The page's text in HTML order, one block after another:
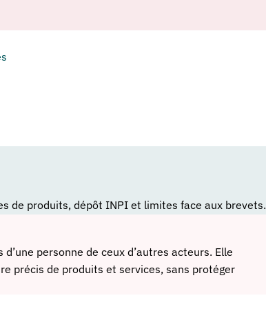
de produits, dépôt INPI et limites face aux brevets.
personne de ceux d’autres acteurs. Elle
précis de produits et services, sans protéger